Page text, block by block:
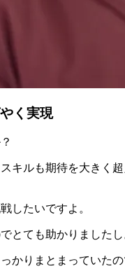
く実現
キルも期待を大きく
したいですよ。
とても助かりました
かりまとまっていたの